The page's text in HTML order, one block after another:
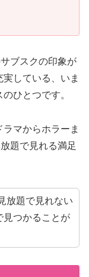
ブスクの印象が
している、いま
ひとつです。
マからホラーま
題で見れる満足
放題で見れない
見つかることが